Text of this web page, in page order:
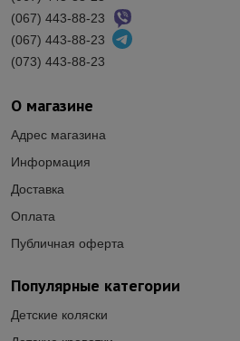
Популярные категории
Детские коляски
О магазине
Адрес магазина
Информация
Доставка
Оплата
Публичная оферта
(067) 443-88-23
(067) 443-88-23
(073) 443-88-23